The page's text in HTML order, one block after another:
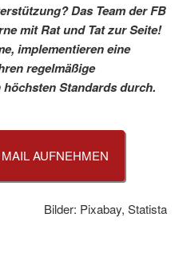
Das Team der FB
mit Rat und Tat zur Seite!
implementieren eine
regelmäßige
Standards durch.
AUFNEHMEN
Bilder: Pixabay, Statista